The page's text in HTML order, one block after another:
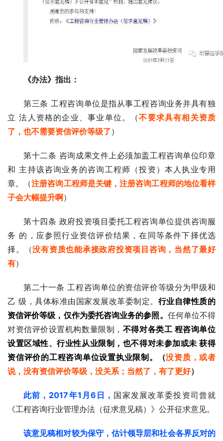
《办法》指出：
第三条 工程咨询单位是指从事工程咨询业务并具有独
立 法人资格的企业、事业单位。（不要求具有相关资质
了，也不需要资信评价等级了）
第十二条 咨询成果文件上必须加盖工程咨询单位印章
和 主持该咨询业务的咨询工程师（投资）本人执业专用
章。（注册咨询工程师是关键，注册咨询工程师的地位看样
子会大幅提升啊）
第十四条 政府投资项目委托工程咨询单位提供咨询服
务 的，应参照行业资信评价结果，在同等条件下择优选
择。（没有资质也能承接政府投资项目咨询，当然了最好
有）
第二十一条 工程咨询单位的资信评价等级分为甲级和
乙 级，具体标准由国家发展改革委制定。 行业自律性质的
资信评价等级，仅作为委托咨询业务的参照。 任何单位不得
对资信评价设置机构数量限制， 不得对各类工 程咨询单位
设置区域性、行业性从业限制，也不得对未参加或未 获得
资信评价的工程咨询单位设置执业限制。（没资质，或者
说，没有资信评价等级，没关系；当然了，有了更好）
此前，2017年1月6日， 国家发展改革委投资司曾就
《工程咨询行业管理办法（征求意见稿）》公开征求意见。
该意见稿相对较为保守，估计领导层和社会各界反对的